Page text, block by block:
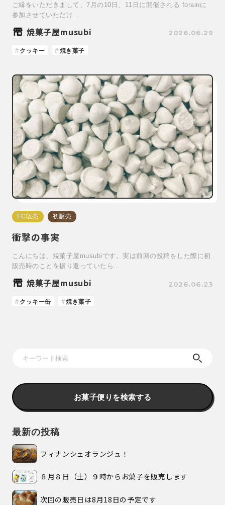
ご縁をいただきまして、7月の10日、11日に開催される forainに
参加させていただけ…
焼菓子屋musubi 2026.06.29
クッキー 焼き菓子
EC販売 初販売
衝撃の事実
こんにちは、焼菓子屋musubiです。実は前回の投稿をした際に初
販売時のことを振り返っていたら…
焼菓子屋musubi 2026.06.23
クッキー缶 焼き菓子
お菓子便りを検索する
最新の投稿
フィナンシェオランジュ！
８月８日（土）９時からお菓子を販売します
次回の販売日は8月18日の予定です